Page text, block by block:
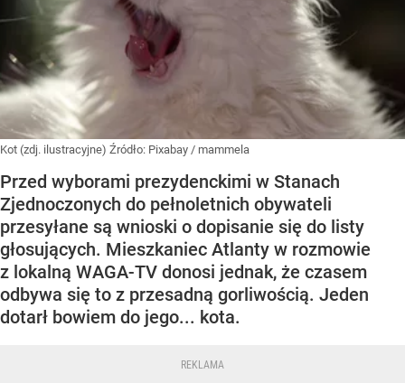
Kot (zdj. ilustracyjne) Źródło: Pixabay / mammela
Przed wyborami prezydenckimi w Stanach
Zjednoczonych do pełnoletnich obywateli
przesyłane są wnioski o dopisanie się do listy
głosujących. Mieszkaniec Atlanty w rozmowie
z lokalną WAGA-TV donosi jednak, że czasem
odbywa się to z przesadną gorliwością. Jeden
dotarł bowiem do jego... kota.